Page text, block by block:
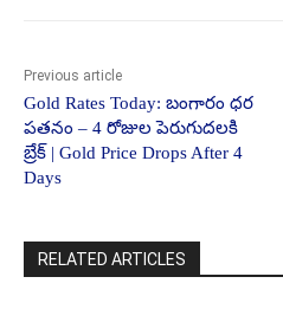
Previous article
Gold Rates Today: బంగారం ధర
పతనం – 4 రోజుల పెరుగుదలకి
బ్రేక్ | Gold Price Drops After 4
Days
RELATED ARTICLES